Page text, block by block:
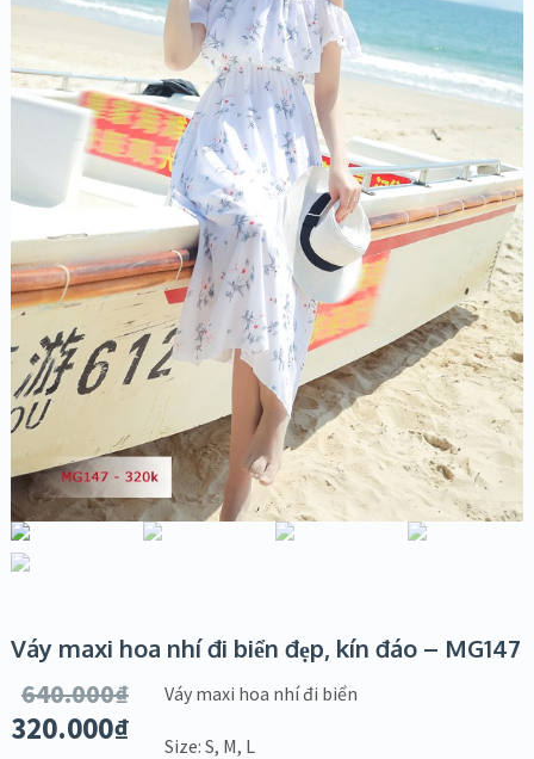
Váy maxi hoa nhí đi biển đẹp, kín đáo – MG147
640.000₫
320.000₫
Váy maxi hoa nhí đi biển
Size: S, M, L